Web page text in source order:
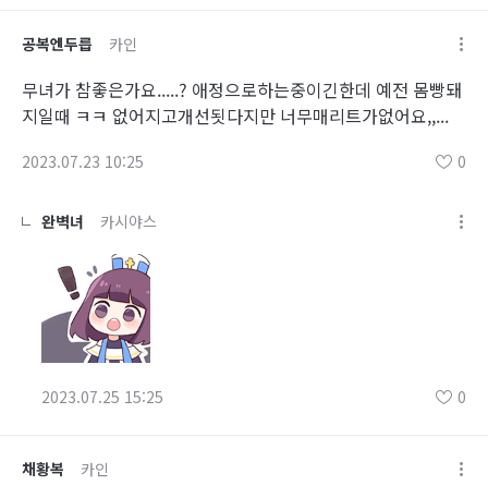
공복엔두릅 카인
무녀가 참좋은가요.....? 애정으로하는중이긴한데 예전 몸빵돼
지일때 ㅋㅋ 없어지고개선됫다지만 너무매리트가없어요,,...
2023.07.23 10:25 0
완벽녀 카시야스
2023.07.25 15:25 0
채황복 카인